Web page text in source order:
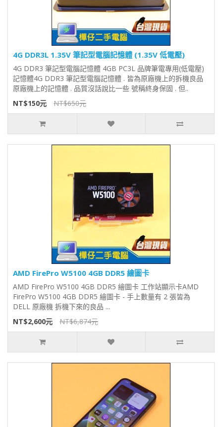
4G DDR3L 1.35V 筆記型電腦記憶體 (1.35V 低電壓)
4G DDR3 筆記型電腦記憶體 4GB PC3L 品牌筆電專用(低電壓)
記憶體4G DDR3 筆記型電腦記憶體 . 皆為原廠機上的拆機良品
原廠機上的記憶體 . 品質沒話說比一些 號稱終身保固 . 但..
NT$150元
NT$650元
AMD FirePro W5100 4GB DDR5 繪圖卡
AMD FirePro W5100 4GB DDR5 繪圖卡 工作站顯示卡AMD
FirePro W5100 4GB DDR5 繪圖卡 - 手上數量有 2 張皆為
DELL 原廠機 拆機下來的良品 ...
NT$2,600元
NT$6,874元